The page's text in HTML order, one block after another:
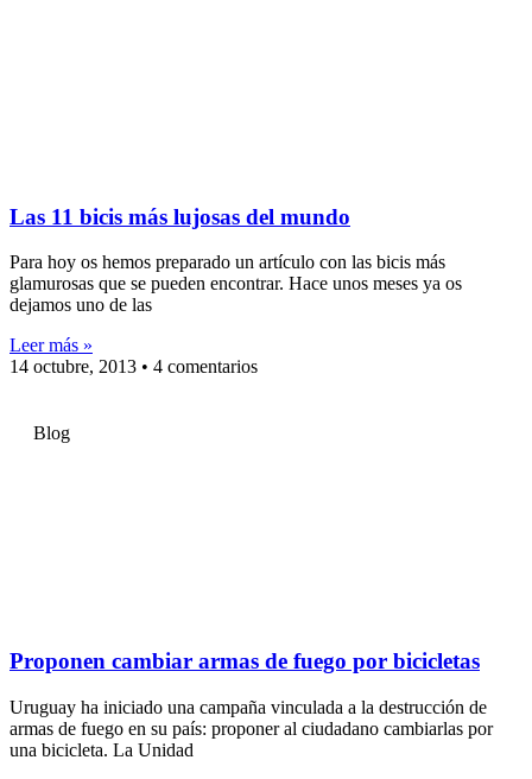
Las 11 bicis más lujosas del mundo
Para hoy os hemos preparado un artículo con las bicis más
glamurosas que se pueden encontrar. Hace unos meses ya os
dejamos uno de las
Leer más »
14 octubre, 2013
4 comentarios
Blog
Proponen cambiar armas de fuego por bicicletas
Uruguay ha iniciado una campaña vinculada a la destrucción de
armas de fuego en su país: proponer al ciudadano cambiarlas por
una bicicleta. La Unidad